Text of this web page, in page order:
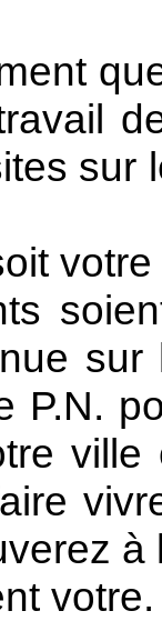
que
sur
P.N.
votre.